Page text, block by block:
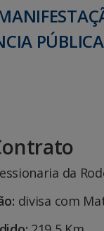
PÚBLICA
da
divisa com